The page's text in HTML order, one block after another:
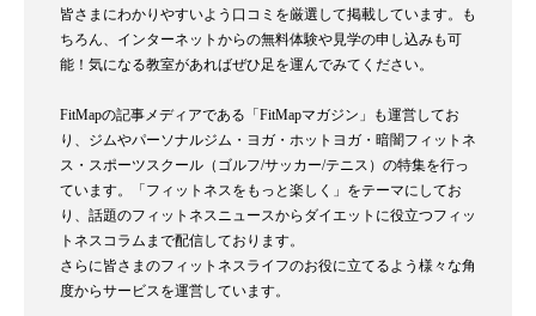
皆さまにわかりやすいよう口コミを厳選して掲載しています。も
ちろん、インターネットからの無料体験や見学の申し込みも可
能！気になる教室があればぜひ足を運んでみてください。
FitMapの記事メディアである「FitMapマガジン」も運営してお
り、ジムやパーソナルジム・ヨガ・ホットヨガ・暗闇フィットネ
ス・スポーツスクール（ゴルフ/サッカー/テニス）の特集を行っ
ています。「フィットネスをもっと楽しく」をテーマにしてお
り、話題のフィットネスニュースからダイエットに役立つフィッ
トネスコラムまで配信しております。
さらに皆さまのフィットネスライフのお役に立てるよう様々な角
度からサービスを運営しています。